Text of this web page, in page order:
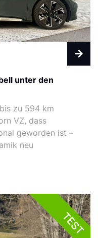
unter den
zu 594 km
VZ, dass
geworden ist –
neu
TEST